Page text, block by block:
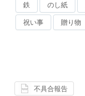
鉄 のし紙
祝い事 贈り物
不具合報告